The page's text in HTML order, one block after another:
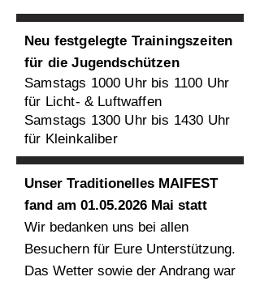
Neu festgelegte Trainingszeiten
für die Jugendschützen
Samstags 1000 Uhr bis 1100 Uhr
für Licht- & Luftwaffen
Samstags 1300 Uhr bis 1430 Uhr
für Kleinkaliber
Unser Traditionelles MAIFEST
fand am 01.05.2026 Mai statt
Wir bedanken uns bei allen
Besuchern für Eure Unterstützung.
Das Wetter sowie der Andrang war